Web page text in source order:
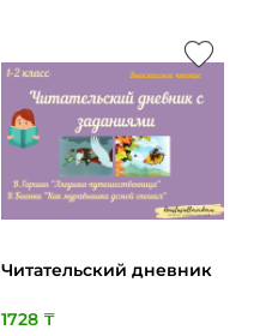
Читательский дневник
1728 ₸